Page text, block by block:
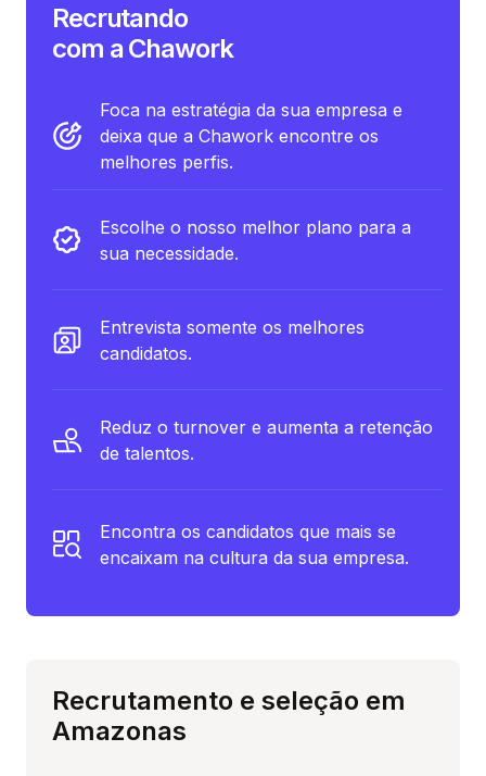
Recrutando
com a Chawork
Foca na estratégia da sua empresa e
deixa que a Chawork encontre os
melhores perfis.
Escolhe o nosso melhor plano para a
sua necessidade.
Entrevista somente os melhores
candidatos.
Reduz o turnover e aumenta a retenção
de talentos.
Encontra os candidatos que mais se
encaixam na cultura da sua empresa.
Recrutamento e seleção em
Amazonas